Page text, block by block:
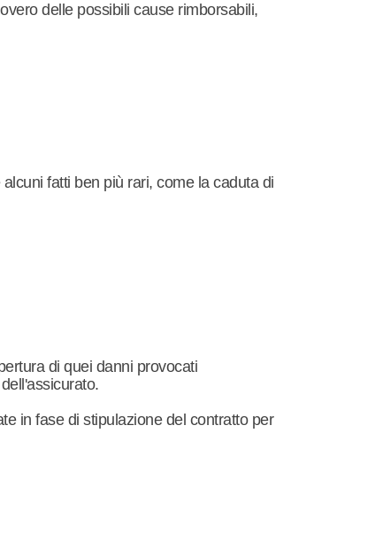
delle possibili cause rimborsabili,
fatti ben più rari, come la caduta di
di quei danni provocati
in fase di stipulazione del contratto per